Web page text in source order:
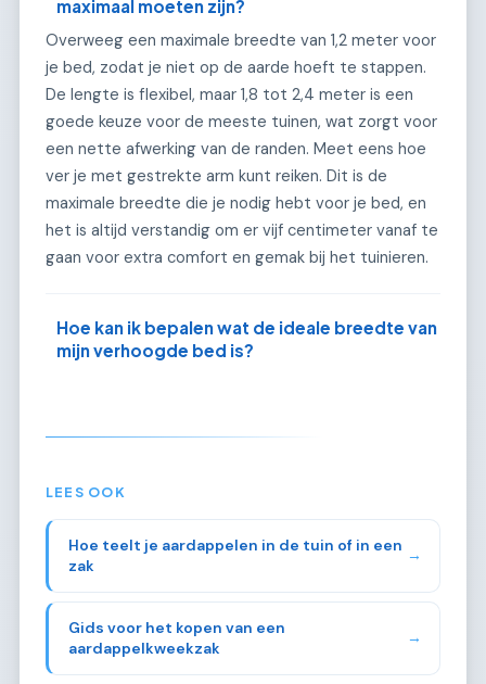
maximaal moeten zijn?
Overweeg een maximale breedte van 1,2 meter voor
je bed, zodat je niet op de aarde hoeft te stappen.
De lengte is flexibel, maar 1,8 tot 2,4 meter is een
goede keuze voor de meeste tuinen, wat zorgt voor
een nette afwerking van de randen. Meet eens hoe
ver je met gestrekte arm kunt reiken. Dit is de
maximale breedte die je nodig hebt voor je bed, en
het is altijd verstandig om er vijf centimeter vanaf te
gaan voor extra comfort en gemak bij het tuinieren.
Hoe kan ik bepalen wat de ideale breedte van
mijn verhoogde bed is?
LEES OOK
Hoe teelt je aardappelen in de tuin of in een
zak
→
Gids voor het kopen van een
aardappelkweekzak
→